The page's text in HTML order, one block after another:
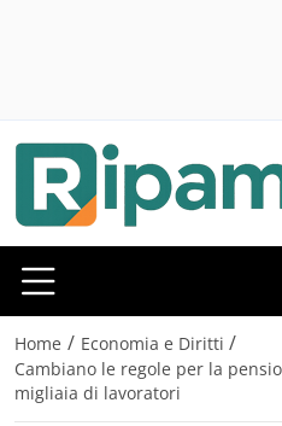
Home / Economia e Diritti /
Cambiano le regole per la
migliaia di lavoratori